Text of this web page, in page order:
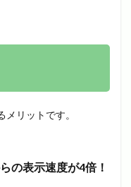
リットです。
の表示速度が4倍！